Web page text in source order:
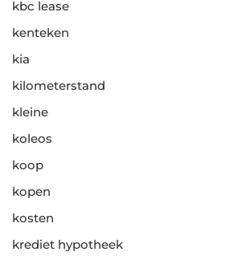
kbc lease
kenteken
kia
kilometerstand
kleine
koleos
koop
kopen
kosten
krediet hypotheek